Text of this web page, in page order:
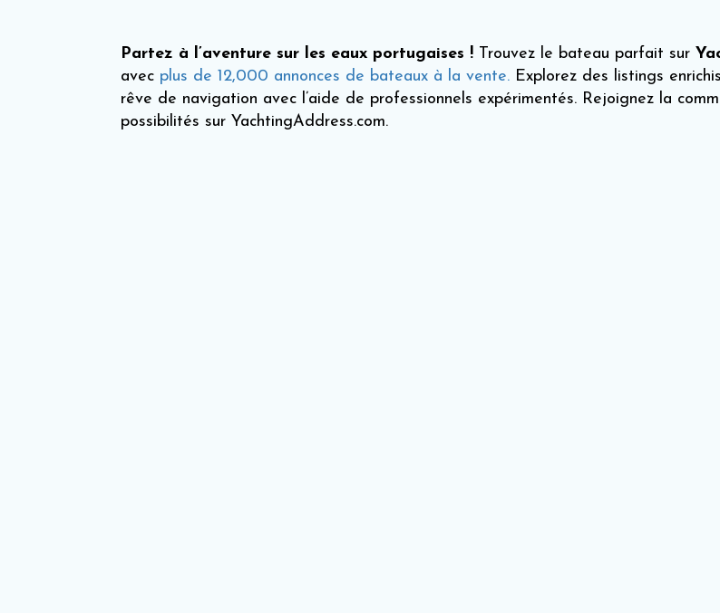
Partez à l’aventure sur les eaux portugaises ! Trouvez le bateau parfait sur
avec plus de 12,000 annonces de bateaux à la vente. Explorez des listings
rêve de navigation avec l’aide de professionnels expérimentés. Rejoignez la
possibilités sur YachtingAddress.com.